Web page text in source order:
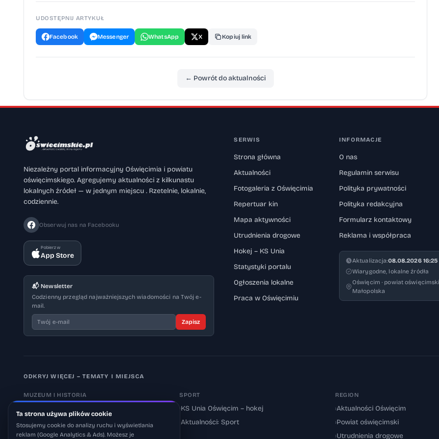
UDOSTĘPNIJ ARTYKUŁ
Facebook Messenger WhatsApp X Kopiuj link
← Powrót do aktualności
Niezależny portal informacyjny Oświęcimia i powiatu
oświęcimskiego. Agregujemy aktualności z kilkunastu
lokalnych źródeł — w jednym miejscu . Rzetelnie, lokalnie,
codziennie.
Obserwuj nas na Facebooku
Pobierz w
App Store
📬 Newsletter
Codzienny przegląd najważniejszych wiadomości na Twój e-
mail.
Zapisz
SERWIS
Strona główna
Aktualności
Fotogaleria z Oświęcimia
Repertuar kin
Mapa aktywności
Utrudnienia drogowe
Hokej – KS Unia
Statystyki portalu
Ogłoszenia lokalne
Praca w Oświęcimiu
INFORMACJE
O nas
Regulamin serwisu
Polityka prywatności
Polityka redakcyjna
Formularz kontaktowy
Reklama i współpraca
Aktualizacja:08.08.2026 16:25
Wiarygodne, lokalne źródła
Oświęcim · powiat oświęcimski
Małopolska
ODKRYJ WIĘCEJ – TEMATY I MIEJSCA
MUZEUM I HISTORIA
› Aktualności: Muzeum
›Aktualności: Historia
SPORT
›KS Unia Oświęcim – hokej
Aktualności: Sport
REGION
›Aktualności Oświęcim
›Powiat oświęcimski
›Utrudnienia drogowe
Ta strona używa plików cookie
Stosujemy cookie do analizy ruchu i wyświetlania
reklam (Google Analytics & Ads). Możesz je